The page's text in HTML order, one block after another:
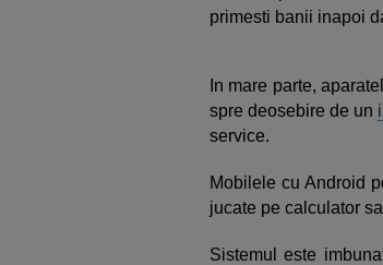
primesti banii inapoi
In mare parte,
spre deosebire de un
service.
Mobilele cu Android
jucate pe calculator
Sistemul este